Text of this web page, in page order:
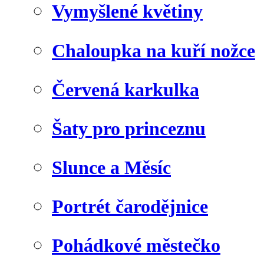
Vymyšlené květiny
Chaloupka na kuří nožce
Červená karkulka
Šaty pro princeznu
Slunce a Měsíc
Portrét čarodějnice
Pohádkové městečko